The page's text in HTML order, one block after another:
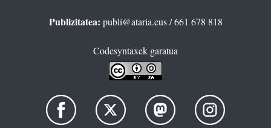
Publizitatea: publi@ataria.eus/ 661 678 818
Codesyntaxek garatua